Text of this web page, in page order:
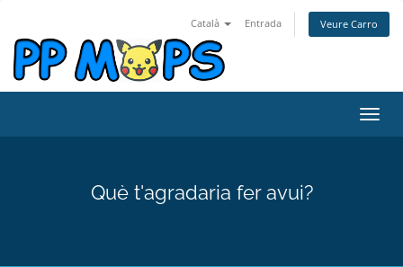
Català Entrada Veure Carro
la
Què t'agradaria fer avui?